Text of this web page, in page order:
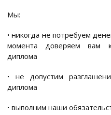
Мы:
• никогда не потребуем
момента доверяем вам
диплома
• не допустим
диплома
• выполним наши